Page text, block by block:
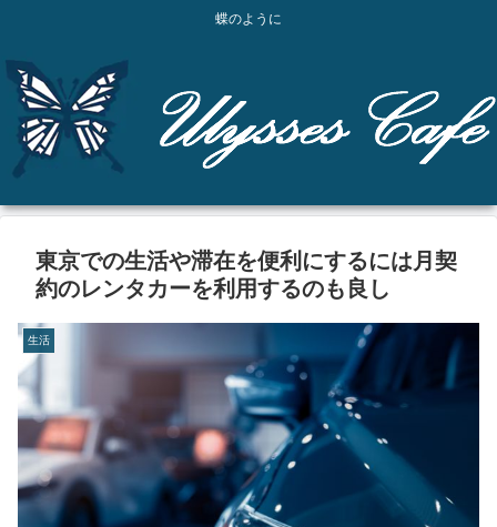
蝶のように
東京での生活や滞在を便利にするには月契
約のレンタカーを利用するのも良し
生活